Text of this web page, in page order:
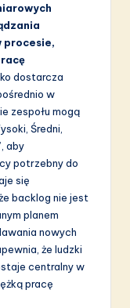
procesie,
dostarcza
w
zespołu mogą
Średni,
aby
potrzebny do
się
backlog nie jest
planem
nowych
że ludzki
centralny w
pracę